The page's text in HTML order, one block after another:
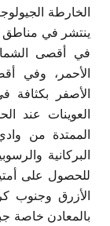
الخارطة
ينتشر في مناطق
في أقصى
الأحمر، وفي
الأصفر
العوينات عند
الممتدة من
البركانية
للحصول على
الأزرق وجنوب
بالمعادن خاصة